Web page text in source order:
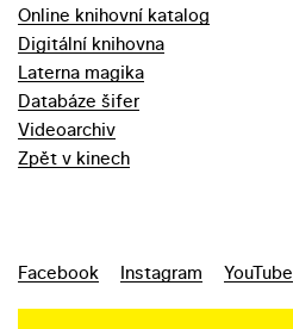
Online knihovní katalog
Digitální knihovna
Laterna magika
Databáze šifer
Videoarchiv
Zpět v kinech
Facebook Instagram YouTube